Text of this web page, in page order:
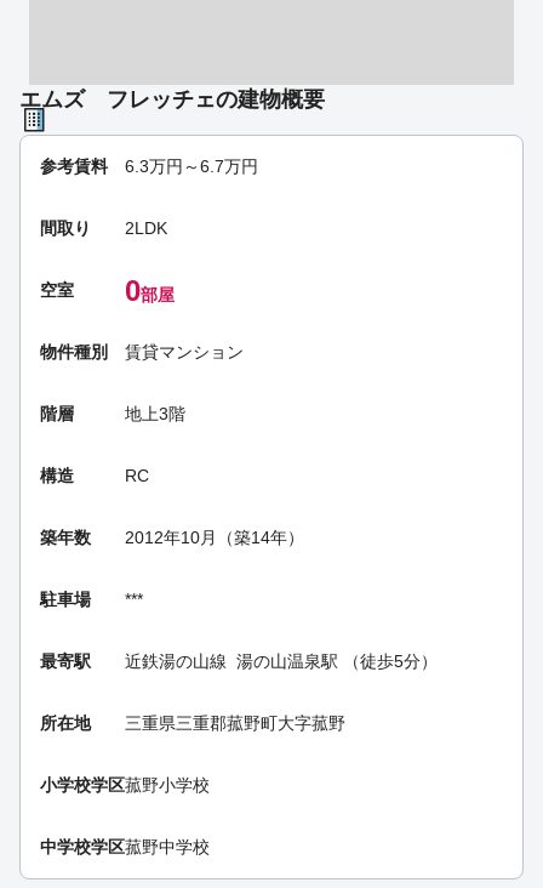
エムズ フレッチェの建物概要
参考賃料 6.3万円～6.7万円
間取り 2LDK
空室 0部屋
物件種別 賃貸マンション
階層 地上3階
構造 RC
築年数 2012年10月（築14年）
駐車場 ***
最寄駅 近鉄湯の山線 湯の山温泉駅 （徒歩5分）
所在地 三重県三重郡菰野町大字菰野
小学校学区菰野小学校
中学校学区菰野中学校